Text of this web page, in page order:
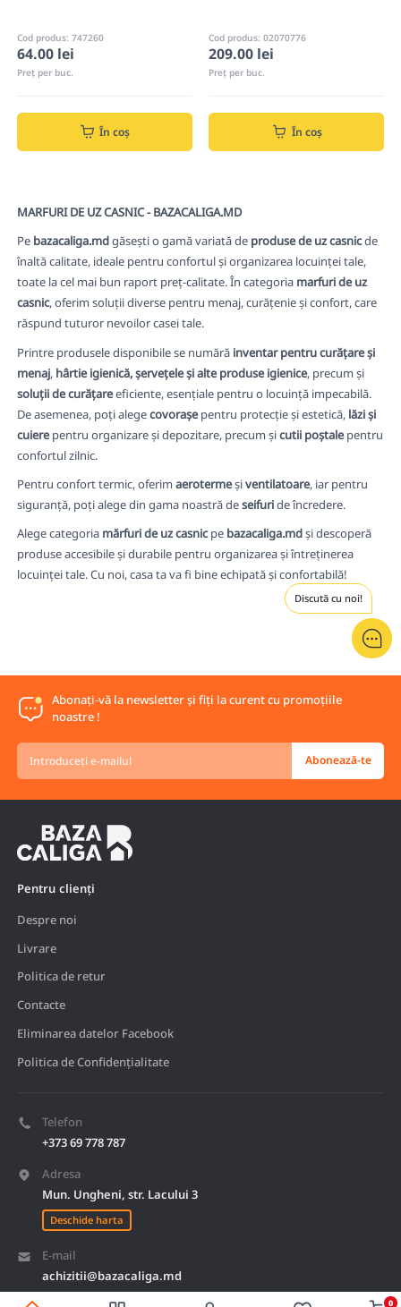
Cod produs: 747260
64.00 lei
Preț per buc.
În coș
Cod produs: 02070776
209.00 lei
Preț per buc.
În coș
MARFURI DE UZ CASNIC - BAZACALIGA.MD
Pe bazacaliga.mdgăsești o gamă variată de produse de uz casnicde
înaltă calitate, ideale pentru confortul și organizarea locuinței tale,
toate la cel mai bun raport preț-calitate. În categoria marfuri de uz
casnic, oferim soluții diverse pentru menaj, curățenie și confort, care
răspund tuturor nevoilor casei tale.
Printre produsele disponibile se numără inventar pentru curățare și
menaj, hârtie igienică, șervețele și alte produse igienice, precum și
soluții de curățareeficiente, esențiale pentru o locuință impecabilă.
De asemenea, poți alegecovorașepentru protecție și estetică, lăzi și
cuierepentru organizare și depozitare, precum șicutii poștalepentru
confortul zilnic.
Pentru confort termic, oferim aerotermeșiventilatoare, iar pentru
siguranță, poți alege din gama noastră deseifuride încredere.
Alege categoria mărfuri de uz casnicpe bazacaliga.mdși descoperă
produse accesibile și durabile pentru organizarea și întreținerea
locuinței tale. Cu noi, casa ta va fi bine echipată și confortabilă!
Discută cu noi!
Abonați-vă la newsletter și fiți la curent cu promoțiile
noastre !
Introduceți
mailul
Abonează-te
Telefon
+373 69 778 787
Adresa
Mun. Ungheni, str. Lacului 3
Deschide harta
E-mail
achizitii@bazacaliga.md
Pentru clienți
Despre noi
Livrare
Politica de retur
Contacte
Eliminarea datelor Facebook
Politica de Confidențialitate
0